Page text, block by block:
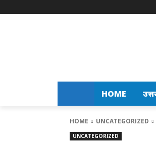
HOME
HOME UNCATEGORIZED
UNCATEGORIZED